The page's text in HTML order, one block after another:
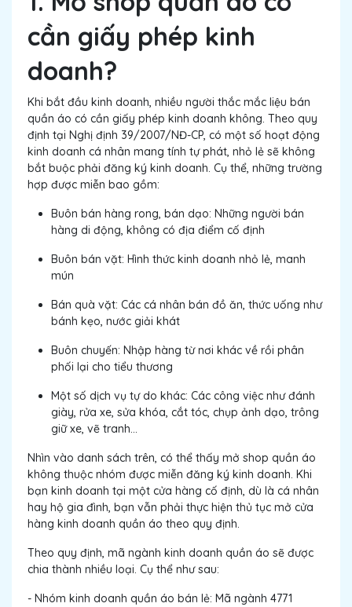
cần giấy phép kinh
doanh?
Khi bắt đầu kinh doanh, nhiều người thắc mắc liệu bán
quần áo có cần giấy phép kinh doanh không. Theo quy
định tại Nghị định 39/2007/NĐ-CP, có một số hoạt động
kinh doanh cá nhân mang tính tự phát, nhỏ lẻ sẽ không
bắt buộc phải đăng ký kinh doanh. Cụ thể, những trường
hợp được miễn bao gồm:
Buôn bán hàng rong, bán dạo: Những người bán
hàng di động, không có địa điểm cố định
Buôn bán vặt: Hình thức kinh doanh nhỏ lẻ, manh
mún
Bán quà vặt: Các cá nhân bán đồ ăn, thức uống như
bánh kẹo, nước giải khát
Buôn chuyến: Nhập hàng từ nơi khác về rồi phân
phối lại cho tiểu thương
Một số dịch vụ tự do khác: Các công việc như đánh
giày, rửa xe, sửa khóa, cắt tóc, chụp ảnh dạo, trông
giữ xe, vẽ tranh…
Nhìn vào danh sách trên, có thể thấy mở shop quần áo
không thuộc nhóm được miễn đăng ký kinh doanh. Khi
bạn kinh doanh tại một cửa hàng cố định, dù là cá nhân
hay hộ gia đình, bạn vẫn phải thực hiện thủ tục mở cửa
hàng kinh doanh quần áo theo quy định.
Theo quy định, mã ngành kinh doanh quần áo sẽ được
chia thành nhiều loại. Cụ thể như sau:
- Nhóm kinh doanh quần áo bán lẻ: Mã ngành 4771